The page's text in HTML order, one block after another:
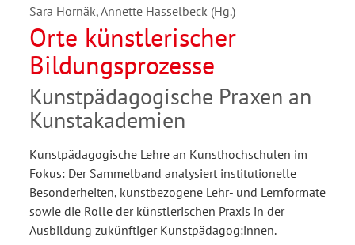
Sara Hornäk, Annette Hasselbeck (Hg.)
Orte künstlerischer
Bildungsprozesse
Kunstpädagogische Praxen an
Kunstakademien
Kunstpädagogische Lehre an Kunsthochschulen im
Fokus: Der Sammelband analysiert institutionelle
Besonderheiten, kunstbezogene Lehr- und Lernformate
sowie die Rolle der künstlerischen Praxis in der
Ausbildung zukünftiger Kunstpädagog:innen.